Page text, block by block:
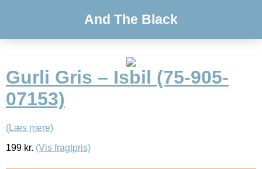
And The Black
Gurli Gris – Isbil (75-905-
07153)
(Læs mere)
199 kr. (Vis fragtpris)